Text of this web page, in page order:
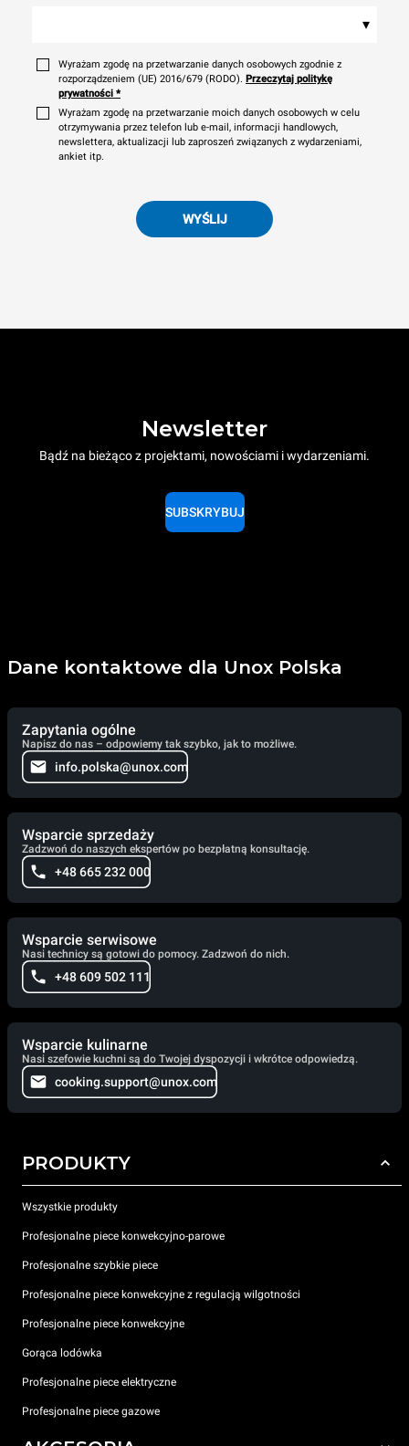
▾
Wyrażam zgodę na przetwarzanie danych osobowych zgodnie z
rozporządzeniem (UE) 2016/679 (RODO). Przeczytaj politykę
prywatności *
Wyrażam zgodę na przetwarzanie moich danych osobowych w celu
otrzymywania przez telefon lub e-mail, informacji handlowych,
newslettera, aktualizacji lub zaproszeń związanych z wydarzeniami,
ankiet itp.
WYŚLIJ
Newsletter
Bądź na bieżąco z projektami, nowościami i wydarzeniami.
SUBSKRYBUJ
Dane kontaktowe dla Unox Polska
Zapytania ogólne
Napisz do nas – odpowiemy tak szybko, jak to możliwe.
info.polska@unox.com
Wsparcie sprzedaży
Zadzwoń do naszych ekspertów po bezpłatną konsultację.
+48 665 232 000
Wsparcie serwisowe
Nasi technicy są gotowi do pomocy. Zadzwoń do nich.
+48 609 502 111
Wsparcie kulinarne
Nasi szefowie kuchni są do Twojej dyspozycji i wkrótce odpowiedzą.
cooking.support@unox.com
PRODUKTY
Wszystkie produkty
Profesjonalne piece konwekcyjno-parowe
Profesjonalne szybkie piece
Profesjonalne piece konwekcyjne z regulacją wilgotności
Profesjonalne piece konwekcyjne
Gorąca lodówka
Profesjonalne piece elektryczne
Profesjonalne piece gazowe